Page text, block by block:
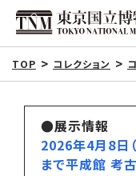
TOP コレクション
●展示情報
2026年4月8日
まで平成館 考